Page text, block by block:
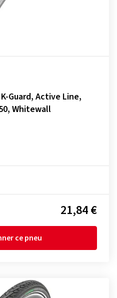
K-Guard, Active Line,
Whitewall
21,84 €
ce pneu